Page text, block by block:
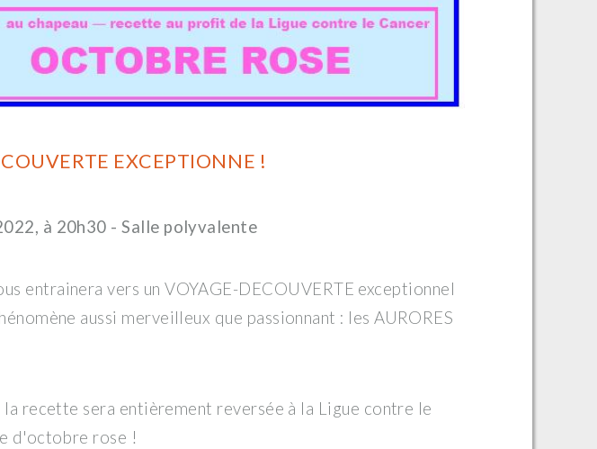
EXCEPTIONNE !
à 20h30 - Salle polyvalente
entrainera vers un VOYAGE-DECOUVERTE exceptionnel
aussi merveilleux que passionnant : les AURORES
la recette sera entièrement reversée à la Ligue contre le
d'octobre rose !